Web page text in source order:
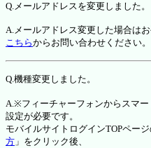
Q.メールアドレスを変更しました。
A.メールアドレス変更した場合はお
こちらからお問い合わせください。
Q.機種変更しました。
A.※フィーチャーフォンからスマ
設定が必要です。
モバイルサイトログインTOPページ
方 」をクリック後、